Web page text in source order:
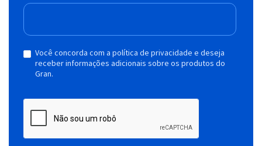
Você concorda com a política de privacidade e deseja
receber informações adicionais sobre os produtos do
Gran.